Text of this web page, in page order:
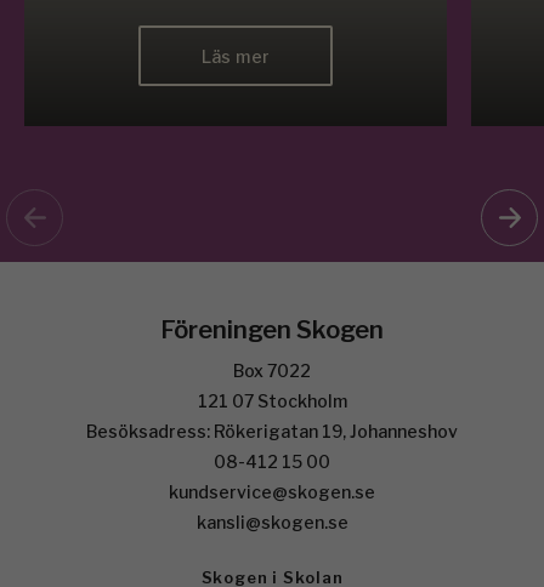
Läs mer
Föreningen Skogen
Box 7022
121 07 Stockholm
Besöksadress: Rökerigatan 19, Johanneshov
08-412 15 00
kundservice@skogen.se
kansli@skogen.se
Skogen i Skolan